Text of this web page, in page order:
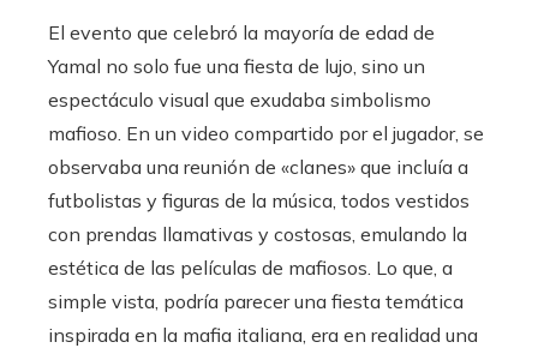
El evento que celebró la mayoría de edad de
Yamal no solo fue una fiesta de lujo, sino un
espectáculo visual que exudaba simbolismo
mafioso. En un video compartido por el jugador, se
observaba una reunión de «clanes» que incluía a
futbolistas y figuras de la música, todos vestidos
con prendas llamativas y costosas, emulando la
estética de las películas de mafiosos. Lo que, a
simple vista, podría parecer una fiesta temática
inspirada en la mafia italiana, era en realidad una